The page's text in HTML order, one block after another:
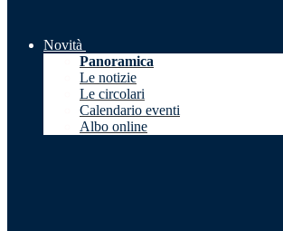
Novità
Panoramica
Le notizie
Le circolari
Calendario eventi
Albo online